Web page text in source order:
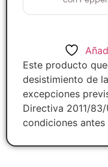
Este producto
desistimiento de
excepciones
Directiva 2011/
condiciones antes